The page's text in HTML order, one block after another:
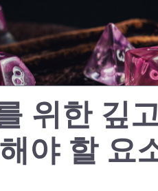
위한 깊
야 할 요